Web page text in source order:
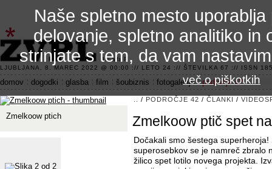
3.2 alfa R
LJUBLJANA, 8. MAREC 2022 @ 00:00 :// LETO 24 :// ŠTEVILKA 67 :// ISSN
domov dogodki glasba film šoubiznis fotogalerije področje 42
/ PODROČJE 42 / ČLANKI /
Zmelkoow ptič spet
Dočakali smo šestega
superosebkov se je namreč zbralo
žilico spet lotilo novega projekta.
Zmelkoow ptich
Naše spletno mesto
delovanje, spletno analitiko in
strinjate s tem, da vam
več o piškotkih